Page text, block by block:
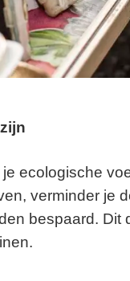
ecologische
verminder je
bespaard. Dit